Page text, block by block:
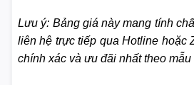
Lưu ý: Bảng giá này mang tính
liên hệ trực tiếp qua Hotline hoặc
chính xác và ưu đãi nhất theo mẫu